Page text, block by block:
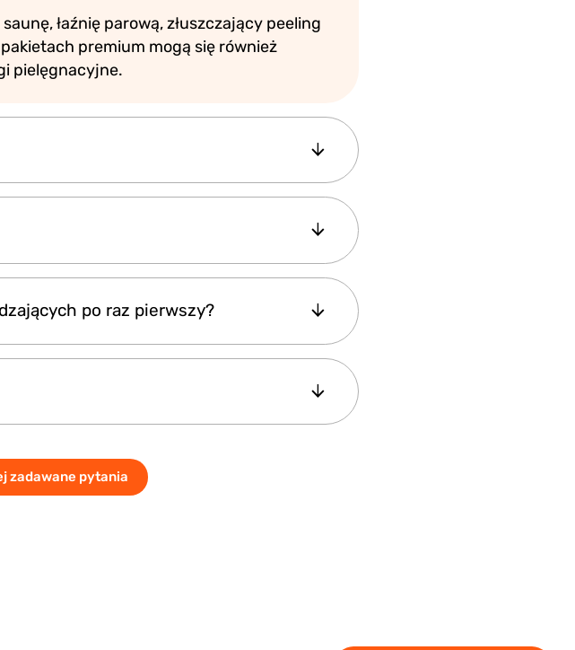
łaźnię parową, złuszczający peeling
premium mogą się również
pielęgnacyjne.
po raz pierwszy?
od około 1,5 godziny do 2,5
zadawane pytania